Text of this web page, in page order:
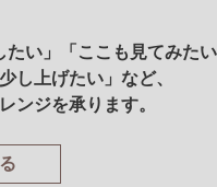
たい」「ここも見てみた
し上げたい」など、
ンジを承ります。